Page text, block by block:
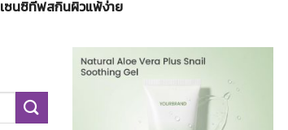
เซนซิทีฟสกินผิวแพ้ง่าย